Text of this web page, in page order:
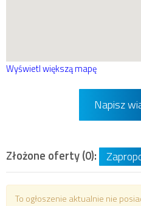
Wyświetl większą mapę
Napisz
Złożone oferty (0):
To ogłoszenie aktualnie nie